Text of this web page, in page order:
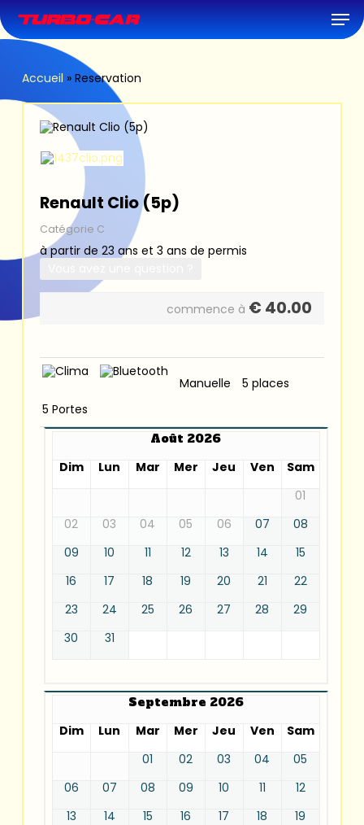
to
main
content
Accueil » Reservation
Renault Clio (5p)
Catégorie C
à partir de 23 ans et 3 ans de permis
commence à € 40.00
Manuelle
5 places
5 Portes
Août 2026
Dim
Lun Mar Mer Jeu Ven
Sam
01
02
03 04 05 06 07
08
09
10 11 12 13 14
15
16
17 18 19 20 21
22
23
24 25 26 27 28
29
30
31
Septembre 2026
Dim
Lun Mar Mer Jeu Ven
Sam
01
02 03 04
05
06
07 08 09 10 11
12
13
14 15 16 17 18
19